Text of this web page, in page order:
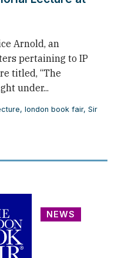
Arnold, an
pertaining to IP
titled, “The
under...
, london book fair, Sir
NEWS